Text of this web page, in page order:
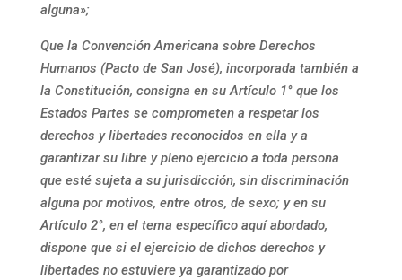
alguna»;
Que la Convención Americana sobre Derechos
Humanos (Pacto de San José), incorporada también a
la Constitución, consigna en su Artículo 1° que los
Estados Partes se comprometen a respetar los
derechos y libertades reconocidos en ella y a
garantizar su libre y pleno ejercicio a toda persona
que esté sujeta a su jurisdicción, sin discriminación
alguna por motivos, entre otros, de sexo; y en su
Artículo 2°, en el tema específico aquí abordado,
dispone que si el ejercicio de dichos derechos y
libertades no estuviere ya garantizado por